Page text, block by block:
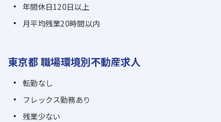
年間休日120日以上
月平均残業20時間以内
東京都 職場環境別不動産求人
転勤なし
フレックス勤務あり
残業少ない